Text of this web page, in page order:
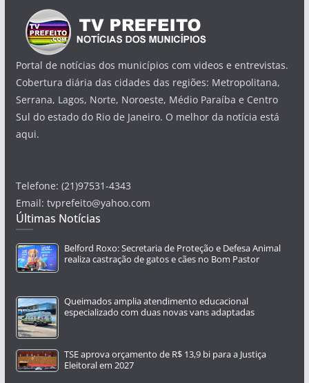
Portal de notícias dos municípios com videos e entrevistas.
Cobertura diária das cidades das regiões: Metropolitana,
Serrana, Lagos, Norte, Noroeste, Médio Paraíba e Centro
Sul do estado do Rio de Janeiro. O melhor da notícia está
aqui.
Telefone: (21)97531-4343
Email: tvprefeito@yahoo.com
Últimas Notícias
Belford Roxo: Secretaria de Proteção e Defesa Animal
realiza castração de gatos e cães no Bom Pastor
Queimados amplia atendimento educacional
especializado com duas novas vans adaptadas
TSE aprova orçamento de R$ 13,9 bi para a Justiça
Eleitoral em 2027